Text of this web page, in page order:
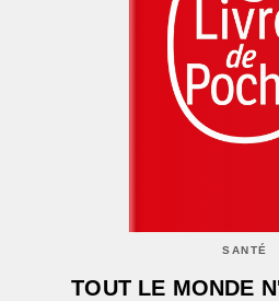
SANTÉ
TOUT LE MONDE